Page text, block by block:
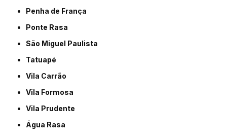
Penha de França
Ponte Rasa
São Miguel Paulista
Tatuapé
Vila Carrão
Vila Formosa
Vila Prudente
Água Rasa